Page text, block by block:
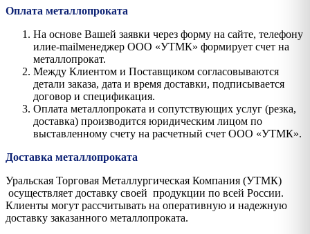
Оплата металлопроката
На основе Вашей заявки через форму на сайте, телефону
илиe-mailменеджер ООО «УТМК» формирует счет на
металлопрокат.
Между Клиентом и Поставщиком согласовываются
детали заказа, дата и время доставки, подписывается
договор и спецификация.
Оплата металлопроката и сопутствующих услуг (резка,
доставка) производится юридическим лицом по
выставленному счету на расчетный счет ООО «УТМК».
Доставка металлопроката
Уральская Торговая Металлургическая Компания (УТМК)
осуществляет доставку своей продукции по всей России.
Клиенты могут рассчитывать на оперативную и надежную
доставку заказанного металлопроката.